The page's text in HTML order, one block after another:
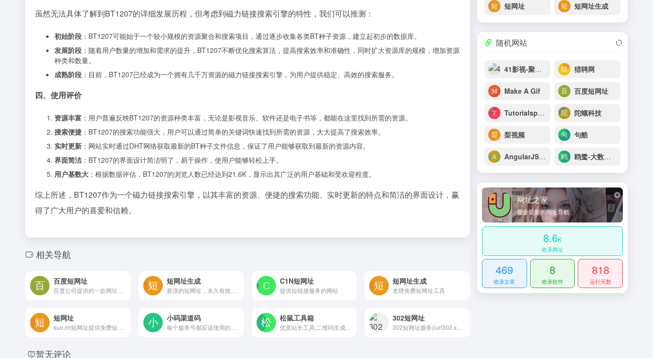
虽然无法具体了解到BT1207的详细发展历程，但考虑到磁力链接搜索引擎的特性，我们可以推测：
初始阶段 ：BT1207可能始于一个较小规模的资源聚合和搜索项目，通过逐步收集各类BT种子资源，建立起初步的数据库。
发展阶段 ：随着用户数量的增加和需求的提升，BT1207不断优化搜索算法，提高搜索效率和准确性，同时扩大资源库的规模，增加资源
种类和数量。
成熟阶段 ：目前，BT1207已经成为一个拥有几千万资源的磁力链接搜索引擎，为用户提供稳定、高效的搜索服务。
四、使用评价
资源丰富 ：用户普遍反映BT1207的资源种类丰富，无论是影视音乐、软件还是电子书等，都能在这里找到所需的资源。
搜索便捷 ：BT1207的搜索功能强大，用户可以通过简单的关键词快速找到所需的资源，大大提高了搜索效率。
实时更新 ：网站实时通过DHT网络获取最新的BT种子文件信息，保证了用户能够获取到最新的资源内容。
界面简洁 ：BT1207的界面设计简洁明了，易于操作，使用户能够轻松上手。
用户基数大 ：根据数据评估，BT1207的浏览人数已经达到21.6K，显示出其广泛的用户基础和受欢迎程度。
综上所述，BT1207作为一个磁力链接搜索引擎，以其丰富的资源、便捷的搜索功能、实时更新的特点和简洁的界面设计，赢
得了广大用户的喜爱和信赖。
相关导航
百度短网址 短网址生成 C1N短网址
提供短链接服务的网站
短网址生成
老牌免费短网址工具
短网址 小码渠道码 松鼠工具箱
优质站长工具,二维码生成,短网址生成,收款码三合一,符号大全,颜文字等优质的小工具
302短网址
暂无评论
短网址 短网址生成
随机网站
41影视-聚合最近好看的电视剧最新电影网站 猎聘网
Make A Gif 百度短网址
Tutorialspoint 陀螺科技
梨视频 句酷
AngularJS 教程 鸥鹭-大数据选品
网址之家
最全最新的网址导航
8.6K
收录网址
469
收录文章
8
收录软件
818
运行天数